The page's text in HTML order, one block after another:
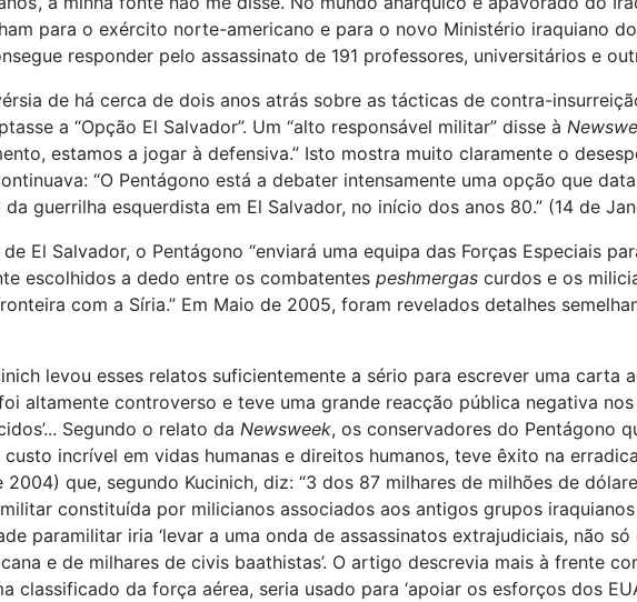
para o exército norte-americano e para o novo Ministério iraquiano
responder pelo assassinato de 191 professores, universitários e
de há cerca de dois anos atrás sobre as tácticas de contra-
a “Opção El Salvador”. Um “alto responsável militar” disse à
estamos a jogar à defensiva.” Isto mostra muito claramente o
“O Pentágono está a debater intensamente uma opção que
guerrilha esquerdista em El Salvador, no início dos anos 80.” (14 de
El Salvador, o Pentágono “enviará uma equipa das Forças Especiais
escolhidos a dedo entre os combatentes peshmergas curdos e os
com a Síria.” Em Maio de 2005, foram revelados detalhes
levou esses relatos suficientemente a sério para escrever uma carta
altamente controverso e teve uma grande reacção pública negativa
Segundo o relato da Newsweek, os conservadores do Pentágono
incrível em vidas humanas e direitos humanos, teve êxito na
2004) que, segundo Kucinich, diz: “3 dos 87 milhares de milhões de
constituída por milicianos associados aos antigos grupos
paramilitar iria ‘levar a uma onda de assassinatos extrajudiciais, não
e de milhares de civis baathistas’. O artigo descrevia mais à frente
classificado da força aérea, seria usado para ‘apoiar os esforços dos